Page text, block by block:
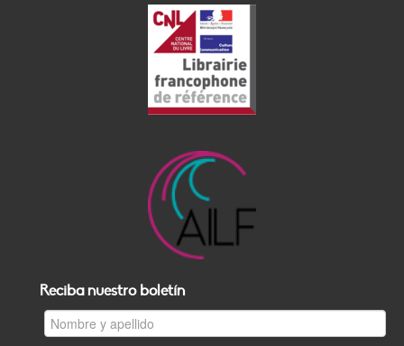
Reciba nuestro boletín